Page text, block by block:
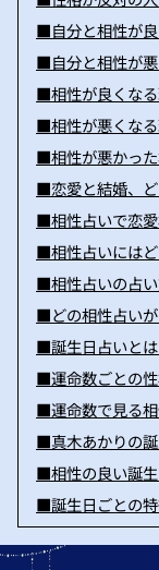
■自分と相性が
■自分と相性が
■相性が良くな
■相性が悪くな
■相性が悪かっ
■恋愛と結婚、
■相性占いで恋
■相性占いには
■相性占いの占い
■どの相性占い
■誕生日占いと
■運命数ごとの
■運命数で見る
■真木あかりの誕
■相性の良い誕生
■誕生日ごとの特